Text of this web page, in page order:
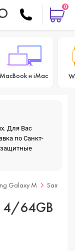
0
MacBook и iMac
Для Вас
по Санкт-
защитные
Galaxy M
4/64GB